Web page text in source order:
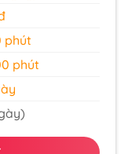
phút
phút